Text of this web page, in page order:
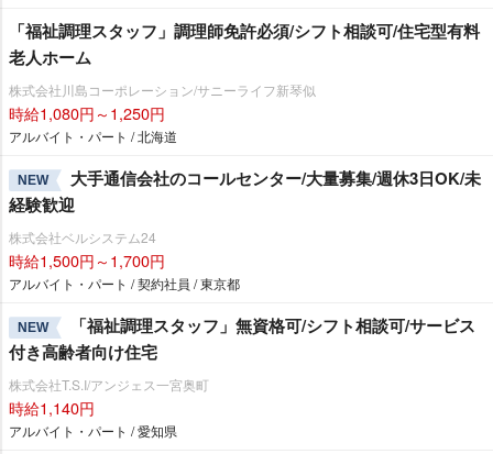
「福祉調理スタッフ」調理師免許必須/シフト相談可/住宅型有料
老人ホーム
株式会社川島コーポレーション/サニーライフ新琴似
時給1,080円～1,250円
アルバイト・パート / 北海道
NEW
大手通信会社のコールセンター/大量募集/週休3日OK/未
経験歓迎
株式会社ベルシステム24
時給1,500円～1,700円
アルバイト・パート / 契約社員 / 東京都
NEW
「福祉調理スタッフ」無資格可/シフト相談可/サービス
付き高齢者向け住宅
株式会社T.S.I/アンジェス一宮奥町
時給1,140円
アルバイト・パート / 愛知県